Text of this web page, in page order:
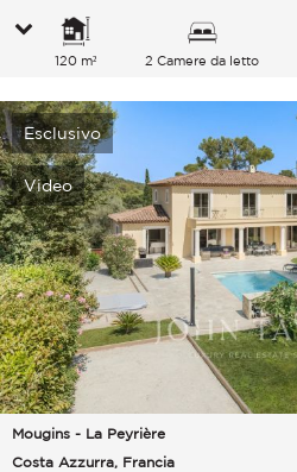
120 m² 2 Camere da letto
Esclusivo
Video
Mougins - La Peyrière
Costa Azzurra, Francia